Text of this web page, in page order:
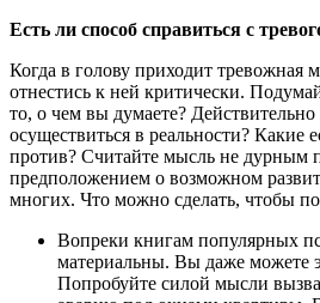
Есть ли способ справиться с
Когда в голову приходит тревожная
отнестись к ней критически.
то, о чем вы думаете?
осуществиться в реальности? Какие
против? Считайте мысль не дурным
предположением о возможном
многих. Что можно сделать, чтобы
Вопреки книгам популярных
материальны. Вы даже можете
Попробуйте силой мысли